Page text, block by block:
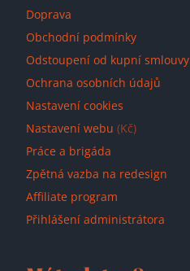
Doprava
Obchodní podmínky
Odstoupení od kupní smlouvy
Ochrana osobních údajů
Nastavení cookies
Nastavení webu (Kč)
Práce a brigáda
Zpětná vazba na redesign
Affiliate program
Přihlášení administrátora